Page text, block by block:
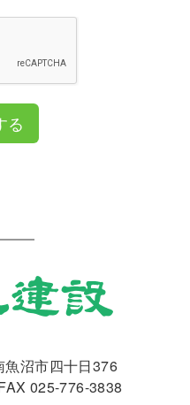
る
沼市四十日376
025-776-3838